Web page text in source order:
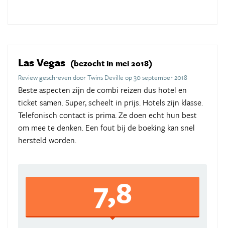
Las Vegas (bezocht in mei 2018)
Review geschreven door Twins Deville op 30 september 2018
Beste aspecten zijn de combi reizen dus hotel en
ticket samen. Super, scheelt in prijs. Hotels zijn klasse.
Telefonisch contact is prima. Ze doen echt hun best
om mee te denken. Een fout bij de boeking kan snel
hersteld worden.
7,8